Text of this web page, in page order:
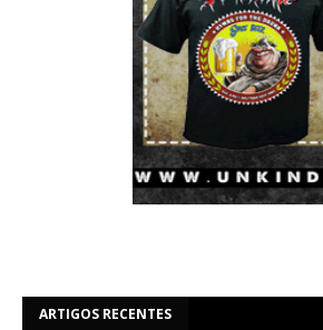
ARTIGOS RECENTES